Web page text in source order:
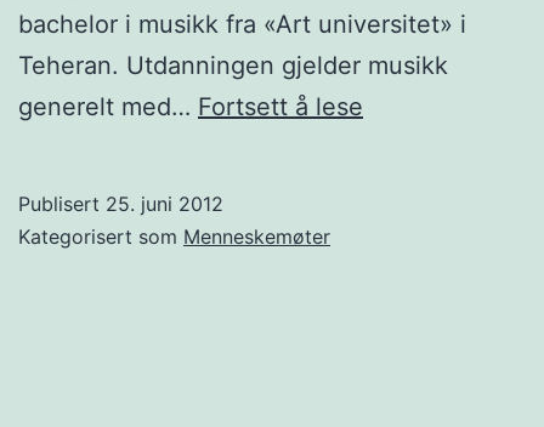
bachelor i musikk fra «Art universitet» i
Teheran. Utdanningen gjelder musikk
generelt med… Fortsett å lese
Publisert 25. juni 2012
Kategorisert som Menneskemøter